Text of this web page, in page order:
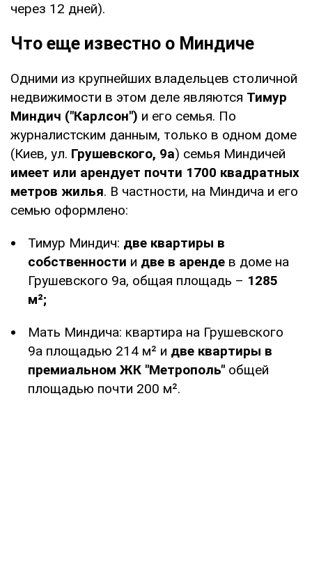
через 12 дней).
Что еще известно о Миндиче
Одними из крупнейших владельцев столичной
недвижимости в этом деле являются Тимур
Миндич ("Карлсон") и его семья. По
журналистским данным, только в одном доме
(Киев, ул. Грушевского, 9а) семья Миндичей
имеет или арендует почти 1700 квадратных
метров жилья. В частности, на Миндича и его
семью оформлено:
Тимур Миндич: две квартиры в
собственности и две в аренде в доме на
Грушевского 9а, общая площадь – 1285
м²;
Мать Миндича: квартира на Грушевского
9а площадью 214 м² и две квартиры в
премиальном ЖК "Метрополь" общей
площадью почти 200 м².